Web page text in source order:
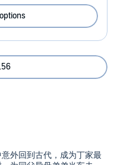
外回到古代，成为丁家最